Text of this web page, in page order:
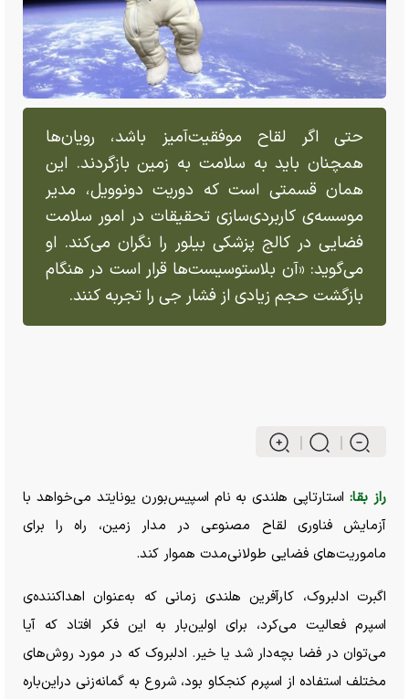
حتی اگر لقاح موفقیت‌آمیز باشد، رویان‌ها
همچنان باید به سلامت به زمین بازگردند. این
همان قسمتی است که دوریت دونوویل، مدیر
موسسه‌ی کاربردی‌سازی تحقیقات در امور سلامت
فضایی در کالج پزشکی بیلور را نگران می‌کند. او
می‌گوید: «آن بلاستوسیست‌ها قرار است در هنگام
بازگشت حجم زیادی از فشار جی را تجربه کنند.
راز بقا: استارتاپی هلندی به نام اسپیس‌بورن یونایتد می‌خواهد با
آزمایش فناوری لقاح مصنوعی در مدار زمین، راه را برای
ماموریت‌های فضایی طولانی‌مدت هموار کند.
اگبرت ادلبروک، کارآفرین هلندی زمانی که به‌عنوان اهداکننده‌ی
اسپرم فعالیت می‌کرد، برای اولین‌بار به این فکر افتاد که آیا
می‌توان در فضا بچه‌دار شد یا خیر. ادلبروک که در مورد روش‌های
مختلف استفاده از اسپرم کنجکاو بود، شروع به گمانه‌زنی دراین‌باره